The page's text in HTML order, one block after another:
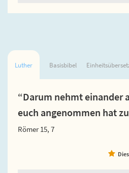
Luther Basisbibel
“Darum nehmt einander
euch angenommen hat
Römer 15, 7